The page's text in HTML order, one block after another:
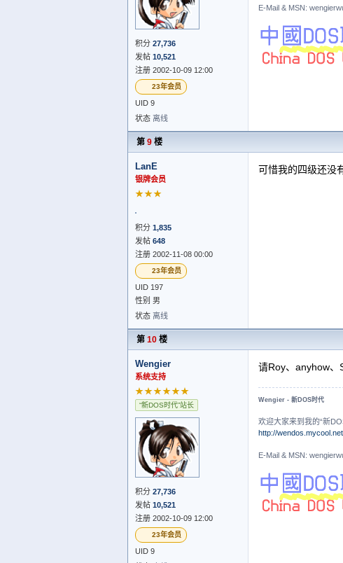
积分 27,736
发帖 10,521
注册 2002-10-09 12:00
23年会员
UID 9
状态 离线
E-Mail & MSN:
第 9 楼
LanE
银牌会员
★★★
积分 1,835
发帖 648
注册 2002-11-08 00:00
23年会员
UID 197
性别 男
状态 离线
可惜我的四级还没
第 10 楼
Wengier
系统支持
★★★★★★
“新DOS时代”站长
积分 27,736
发帖 10,521
注册 2002-10-09 12:00
23年会员
UID 9
请Roy、anyhow、
Wengier - 新DOS时代
欢迎大家来到我的“新
http://
E-Mail & MSN: